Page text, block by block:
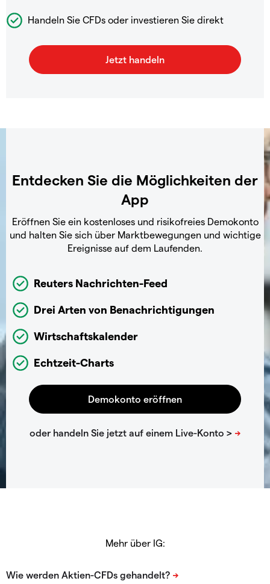
Handeln Sie CFDs oder investieren Sie direkt
Entdecken Sie die Möglichkeiten der
App
Eröffnen Sie ein kostenloses und risikofreies Demokonto
und halten Sie sich über Marktbewegungen und wichtige
Ereignisse auf dem Laufenden.
Reuters Nachrichten-Feed
Drei Arten von Benachrichtigungen
Wirtschaftskalender
Echtzeit-Charts
Mehr über IG: